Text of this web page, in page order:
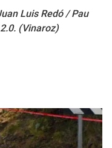
Luis Redó / Pau
(Vinaroz)